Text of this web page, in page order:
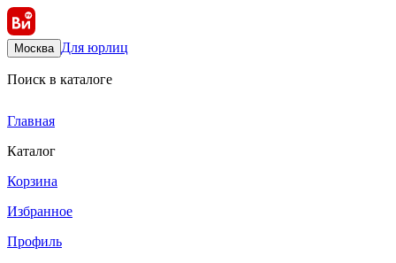
Москва Для юрлиц
Поиск в каталоге
Главная
Каталог
Корзина
Избранное
Профиль